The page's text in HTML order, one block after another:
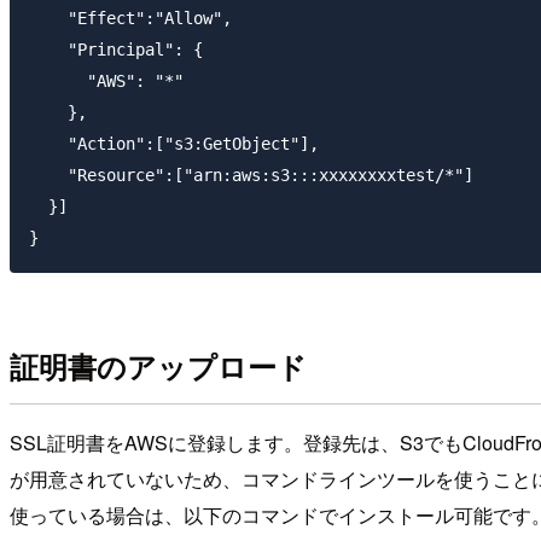
    "Effect":"Allow",
    "Principal": {
      "AWS": "*"
    },
    "Action":["s3:GetObject"],
    "Resource":["arn:aws:s3:::xxxxxxxxtest/*"]
  }]
証明書のアップロード
SSL証明書をAWSに登録します。登録先は、S3でも
が用意されていないため、コマンドラインツールを使うこ
使っている場合は、以下のコマンドでインストール可能で